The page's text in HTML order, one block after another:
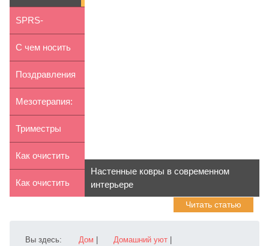
ковры в
современном
и...
SPRS-
терапия:
омоложение
фиброб...
С чем носить
женские
оксфорды
Поздравления
с 8 марта
Мезотерапия:
суть
процедуры и
э...
Триместры
беременности:
как раз...
Как очистить
воздух в
Как очистить
изве...
Настенные ковры в современном
интерьере
Читать статью
Вы здесь: Дом Домашний уют